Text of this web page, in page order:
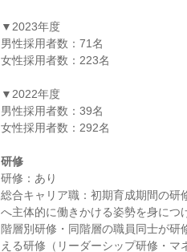
▼2023年度
男性採用者数：71名
女性採用者数：223名
▼2022年度
男性採用者数：39名
女性採用者数：292名
研修
研修：あり
総合キャリア職：初期育成期間の研
へ主体的に働きかける姿勢を身につ
階層別研修・同階層の職員同士が
える研修（リーダーシップ研修・